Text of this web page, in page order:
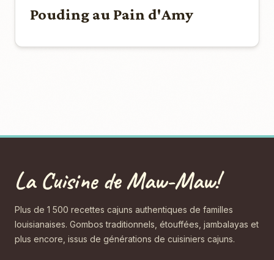
Pouding au Pain d'Amy
La Cuisine de Maw-Maw!
Plus de 1 500 recettes cajuns authentiques de familles
louisianaises. Gombos traditionnels, étouffées, jambalayas et
plus encore, issus de générations de cuisiniers cajuns.